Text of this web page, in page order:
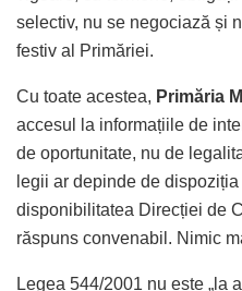
selectiv, nu se negociază și
festiv al Primăriei.
Cu toate acestea, Primăria
accesul la informațiile de
de oportunitate, nu de
legii ar depinde de
disponibilitatea Direcției de
răspuns convenabil. Nimic
Legea 544/2001 nu este „la